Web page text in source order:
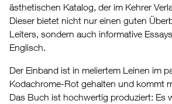
ästhetischen Katalog, der im Kehrer
Dieser bietet nicht nur einen guten
Leiters, sondern auch informative
Englisch.
Der Einband ist in meliertem Leinen im
Kodachrome-Rot gehalten und kommt
Das Buch ist hochwertig produziert: Es